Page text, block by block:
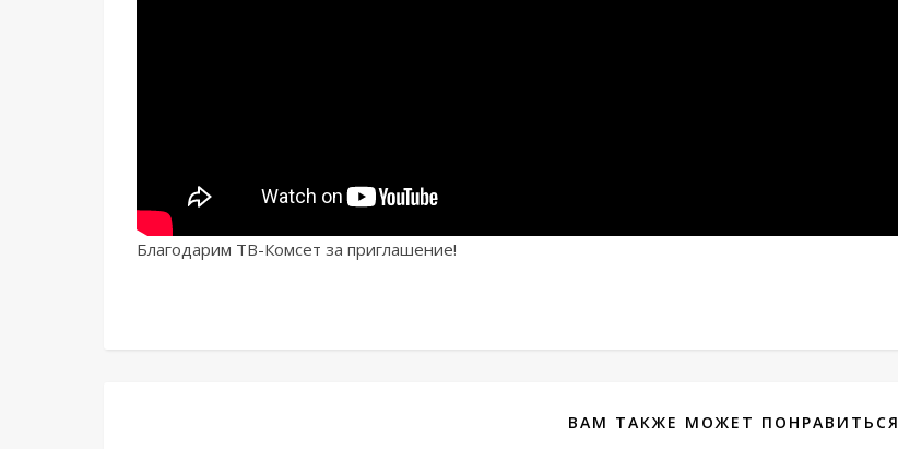
Благодарим ТВ-Комсет за приглашение!
ВАМ ТАКЖЕ МОЖЕТ ПОНРАВИТЬСЯ